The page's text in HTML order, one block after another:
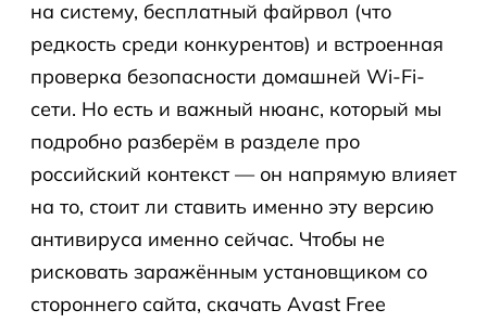
на систему, бесплатный файрвол (что
редкость среди конкурентов) и встроенная
проверка безопасности домашней Wi-Fi-
сети. Но есть и важный нюанс, который мы
подробно разберём в разделе про
российский контекст — он напрямую влияет
на то, стоит ли ставить именно эту версию
антивируса именно сейчас. Чтобы не
рисковать заражённым установщиком со
стороннего сайта, скачать Avast Free